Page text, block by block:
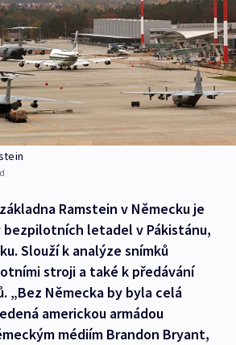
Ramstein v Německu je
letadel v Pákistánu,
Slouží k analýze snímků
stroji a také k předávání
„Bez Německa by byla celá
americkou armádou
médiím Brandon Bryant,